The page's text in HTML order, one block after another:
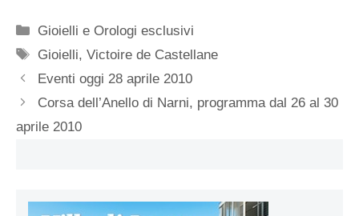
Categorie
Gioielli e Orologi esclusivi
Tag
Gioielli,Victoire de Castellane
Eventi oggi 28 aprile 2010
Corsa dell’Anello di Narni, programma dal 26 al 30
aprile 2010